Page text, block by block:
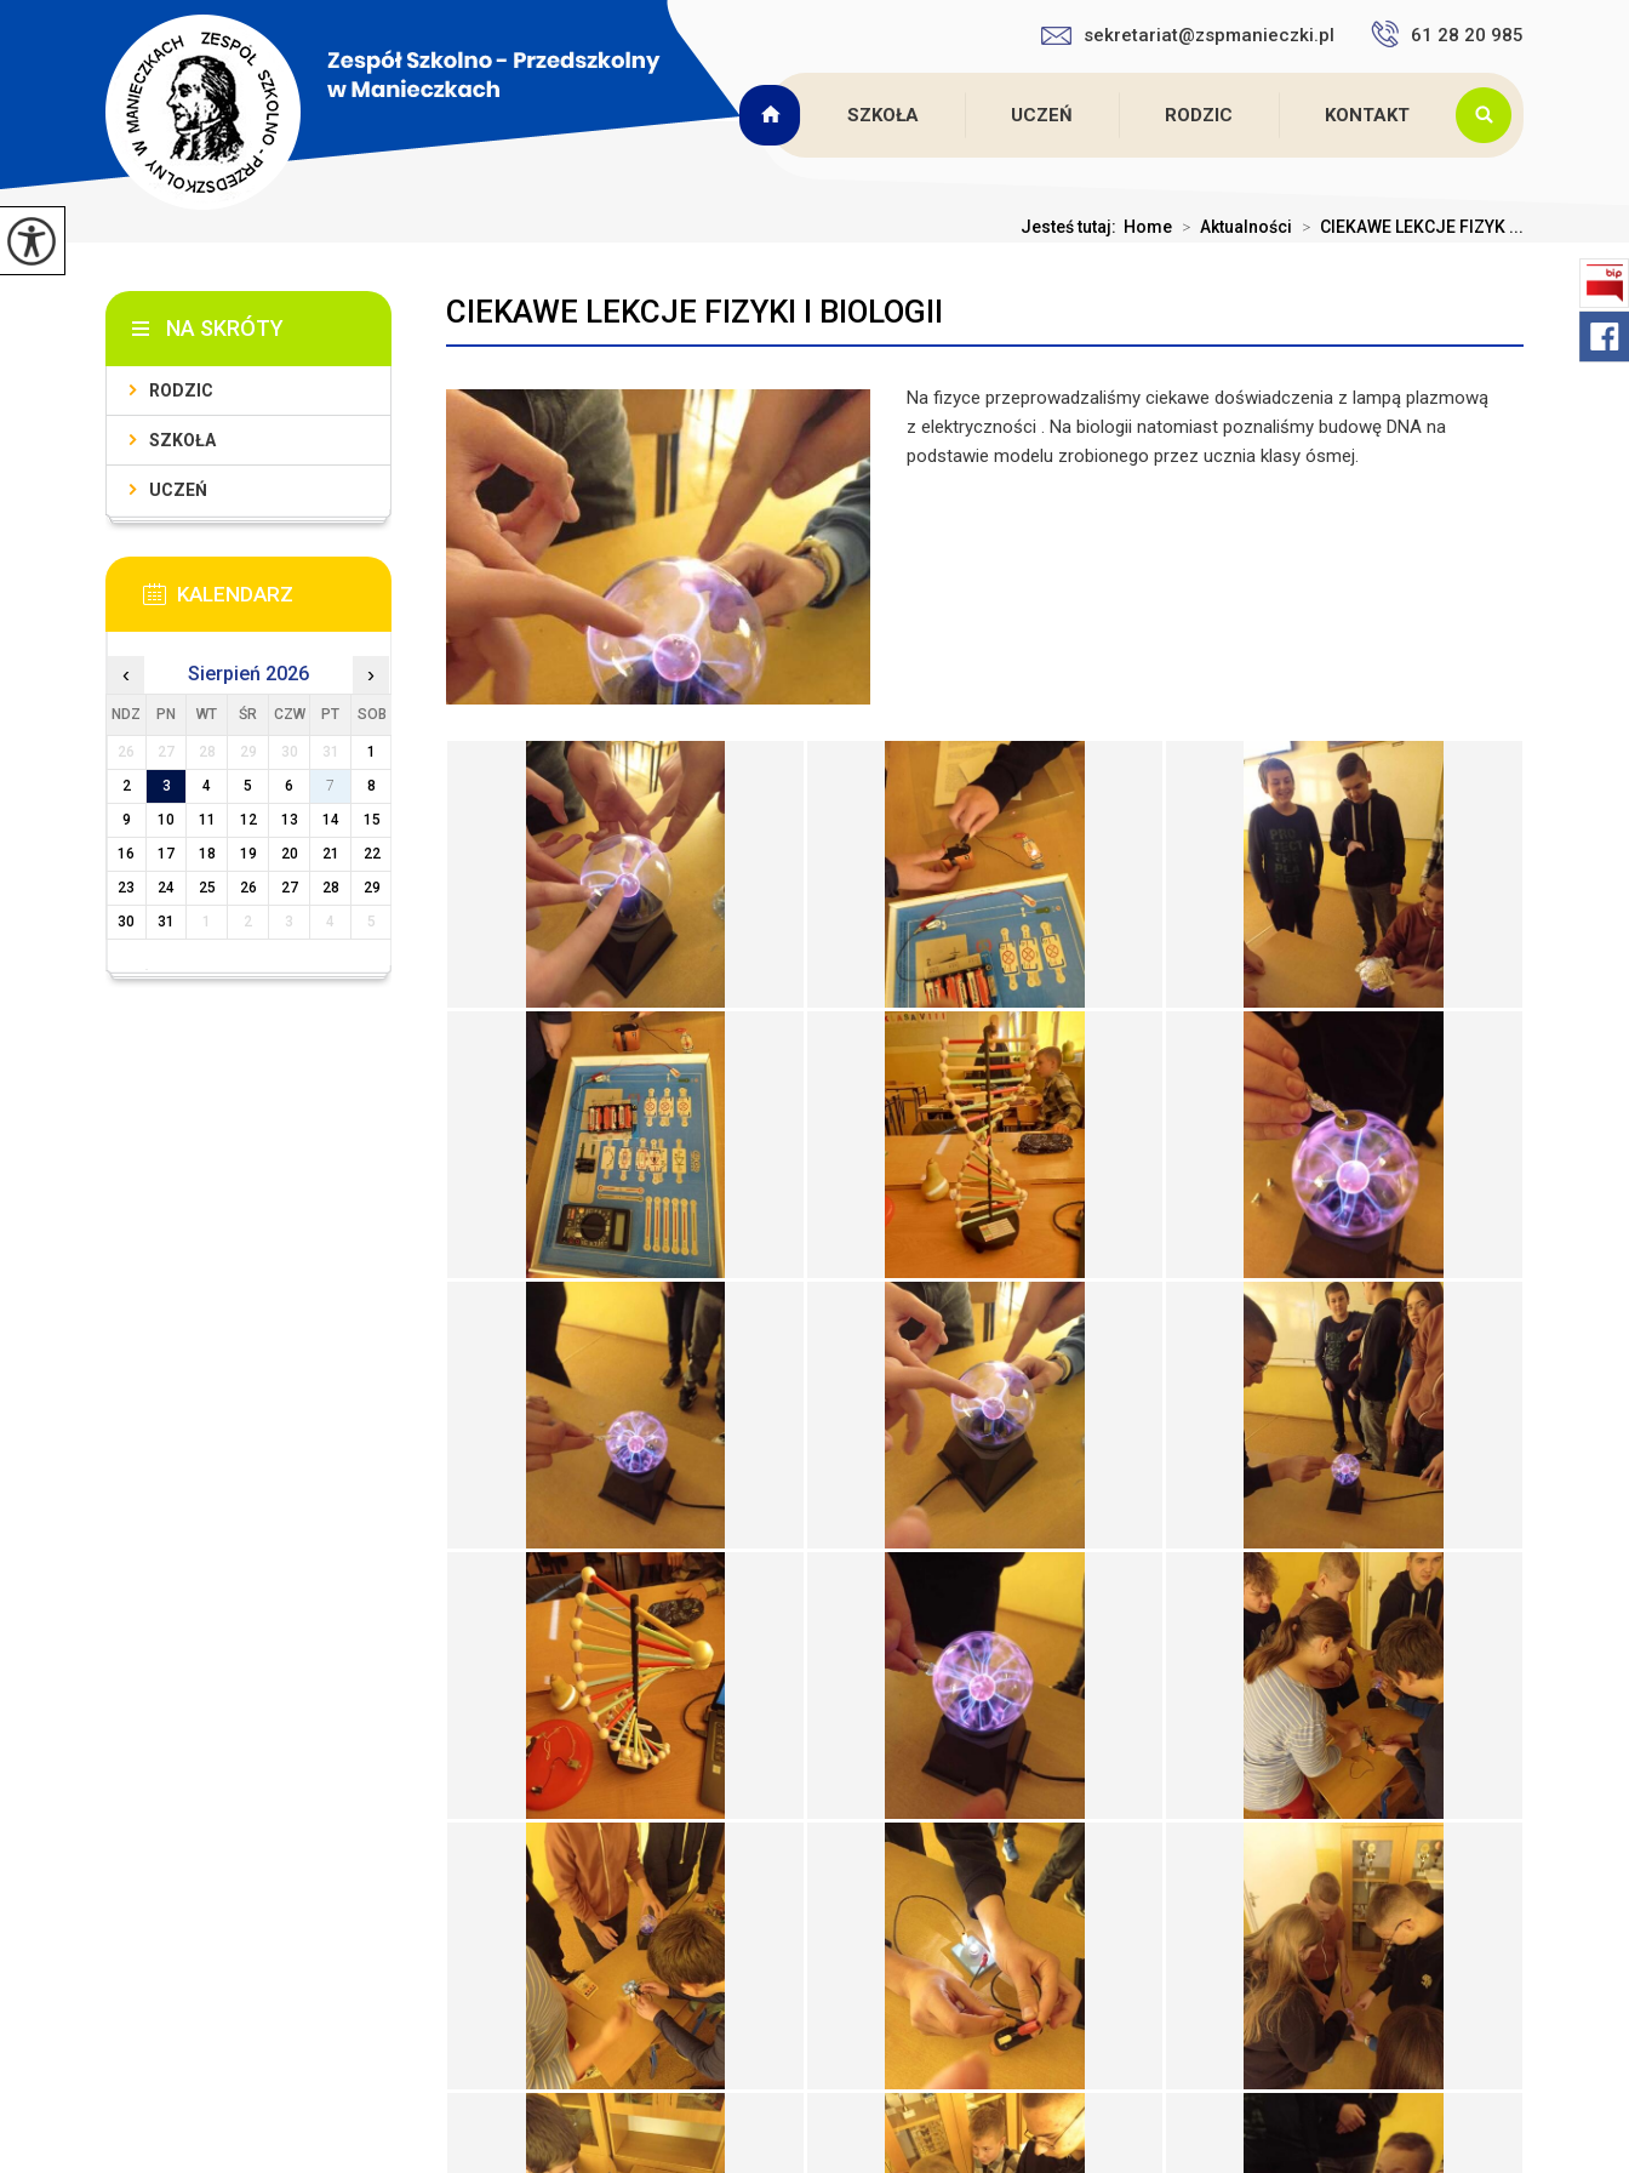
sekretariat@zspmanieczki.pl 61 28 20 985
SZKOŁA UCZEŃ RODZIC KONTAKT
Jesteś tutaj: Home > Aktualności > CIEKAWE LEKCJE FIZYK ...
CIEKAWE LEKCJE FIZYKI I BIOLOGII
Na fizyce przeprowadzaliśmy ciekawe doświadczenia z lampą plazmową
z elektryczności . Na biologii natomiast poznaliśmy budowę DNA na
podstawie modelu zrobionego przez ucznia klasy ósmej.
NA SKRÓTY
RODZIC
SZKOŁA
UCZEŃ
KALENDARZ
‹ Sierpień 2026 ›
NDZ PN WT ŚR CZW PT SOB
26 27 28 29 30 31
1
2
3 4 5 6 7
8
9
10 11 12 13 14
15
16
17 18 19 20 21
22
23
24 25 26 27 28
29
30
31 1 2 3 4 5